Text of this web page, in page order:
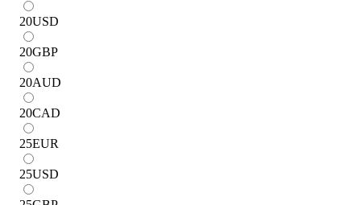
20USD
20GBP
20AUD
20CAD
25EUR
25USD